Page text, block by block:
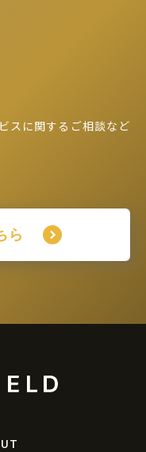
スに関するご相談など
ら